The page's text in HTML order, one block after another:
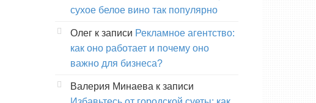
сухое белое вино так популярно
Олег к записи Рекламное агентство:
как оно работает и почему оно
важно для бизнеса?
Валерия Минаева к записи